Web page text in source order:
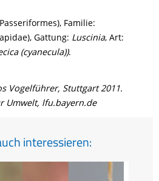
Familie:
Gattung: Luscinia, Art:
(cyanecula)).
Vogelführer, Stuttgart 2011.
Umwelt, lfu.bayern.de
interessieren: